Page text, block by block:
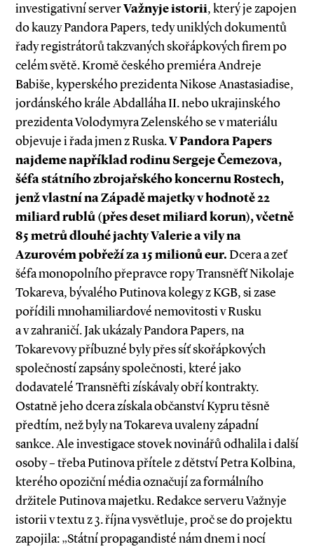
investigativní serverVažnyje istorii, který je zapojen
do kauzy Pandora Papers, tedy uniklých dokumentů
řady registrátorů takzvaných skořápkových firem po
celém světě. Kromě českého premiéra Andreje
Babiše, kyperského prezidenta Nikose Anastasiadise,
jordánského krále Abdalláha II. nebo ukrajinského
prezidenta Volodymyra Zelenského se v materiálu
objevuje i řada jmen z Ruska.V Pandora Papers
najdeme například rodinu Sergeje Čemezova,
šéfa státního zbrojařského koncernu Rostech,
jenž vlastní na Západě majetky v hodnotě 22
miliard rublů (přes deset miliard korun), včetně
85 metrů dlouhé jachty Valerie a vily na
Azurovém pobřeží za 15 milionů eur.Dcera a zeť
šéfa monopolního přepravce ropy Transněfť Nikolaje
Tokareva, bývalého Putinova kolegy z KGB, si zase
pořídili mnohamiliardové nemovitosti v Rusku
a v zahraničí. Jak ukázaly Pandora Papers, na
Tokarevovy příbuzné byly přes síť skořápkových
společností zapsány společnosti, které jako
dodavatelé Transněfti získávaly obří kontrakty.
Ostatně jeho dcera získala občanství Kypru těsně
předtím, než byly na Tokareva uvaleny západní
sankce. Ale investigace stovek novinářů odhalila i další
osoby – třeba Putinova přítele z dětství Petra Kolbina,
kterého opoziční média označují za formálního
držitele Putinova majetku. Redakce serveru Važnyje
istorii v textu z 3. října vysvětluje, proč se do projektu
zapojila: „Státní propagandisté nám dnem i nocí